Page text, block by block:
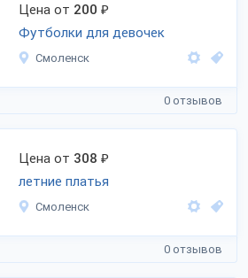
Цена от 200 ₽
Футболки для девочек
Смоленск
0 отзывов
Цена от 308 ₽
летние платья
Смоленск
0 отзывов